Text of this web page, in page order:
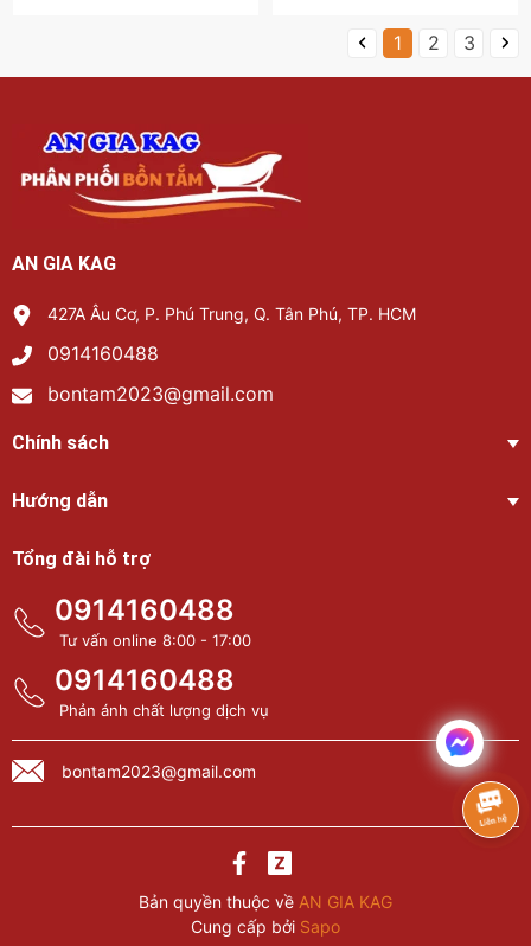
1 2 3
AN GIA KAG
427A Âu Cơ, P. Phú Trung, Q. Tân Phú, TP. HCM
0914160488
bontam2023@gmail.com
Chính sách
Hướng dẫn
Tổng đài hỗ trợ
0914160488
Tư vấn online 8:00 - 17:00
0914160488
Phản ánh chất lượng dịch vụ
bontam2023@gmail.com
Bản quyền thuộc về AN GIA KAG
Cung cấp bởi Sapo